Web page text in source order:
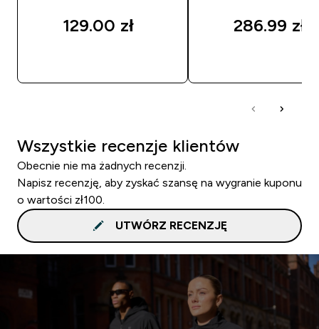
129.00 zł‎ 286.99 zł‎
Wszystkie recenzje klientów
Obecnie nie ma żadnych recenzji.
Napisz recenzję, aby zyskać szansę na wygranie kuponu
o wartości zł100.
UTWÓRZ RECENZJĘ